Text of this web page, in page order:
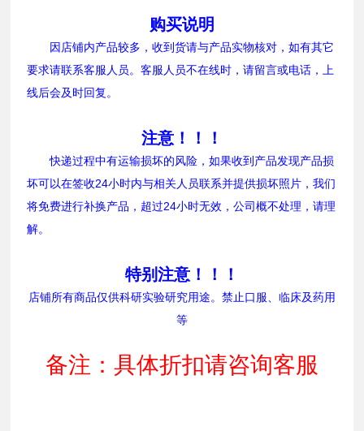
购买说明
因店铺内产品较多，收到货请与产品实物核对，如有其它
要求请联系客服人员。客服人员不在线时，请留言或电话，上
线后会及时回复。
注意！！！
快递过程中有运输损坏的风险，如果收到产品发现产品损
坏可以在签收24小时内与相关人员联系并提供损坏照片，我们
将免费进行补换产品，超过24小时无效，公司概不处理，请理
解。
特别注意！！！
店铺所有商品仅供科研实验研究用途。禁止口服、临床及药用
等
备注：具体折扣请咨询客服